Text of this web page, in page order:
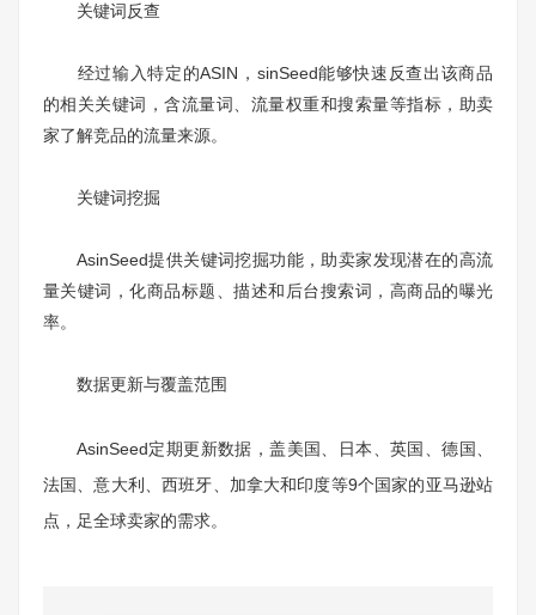
关键词反查
经过输入特定的ASIN，sinSeed能够快速反查出该商品
的相关关键词，含流量词、流量权重和搜索量等指标，助卖
家了解竞品的流量来源。
关键词挖掘
AsinSeed提供关键词挖掘功能，助卖家发现潜在的高流
量关键词，化商品标题、描述和后台搜索词，高商品的曝光
率。
数据更新与覆盖范围
AsinSeed定期更新数据，盖美国、日本、英国、德国、
法国、意大利、西班牙、加拿大和印度等9个国家的亚马逊站
点，足全球卖家的需求。